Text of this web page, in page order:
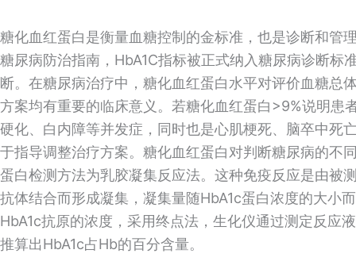
糖化血红蛋白是衡量血糖控制的金标准，也是诊断和管
糖尿病防治指南，HbA1C指标被正式纳入糖尿病诊断标
断。在糖尿病治疗中，糖化血红蛋白水平对评价血糖总
方案均有重要的临床意义。若糖化血红蛋白>9%说明患
硬化、白内障等并发症，同时也是心肌梗死、脑卒中死
于指导调整治疗方案。糖化血红蛋白对判断糖尿病的不
蛋白检测方法为乳胶凝集反应法。这种免疫反应是由被
抗体结合而形成凝集，凝集量随HbA1c蛋白浓度的大小
HbA1c抗原的浓度，采用终点法，生化仪通过测定反应
推算出HbA1c占Hb的百分含量。